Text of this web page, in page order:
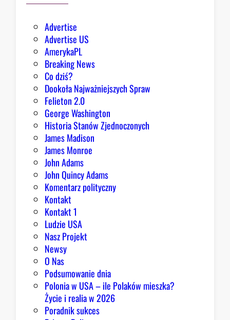
Advertise
Advertise US
AmerykaPL
Breaking News
Co dziś?
Dookoła Najważniejszych Spraw
Felieton 2.0
George Washington
Historia Stanów Zjednoczonych
James Madison
James Monroe
John Adams
John Quincy Adams
Komentarz polityczny
Kontakt
Kontakt 1
Ludzie USA
Nasz Projekt
Newsy
O Nas
Podsumowanie dnia
Polonia w USA – ile Polaków mieszka?
Życie i realia w 2026
Poradnik sukces